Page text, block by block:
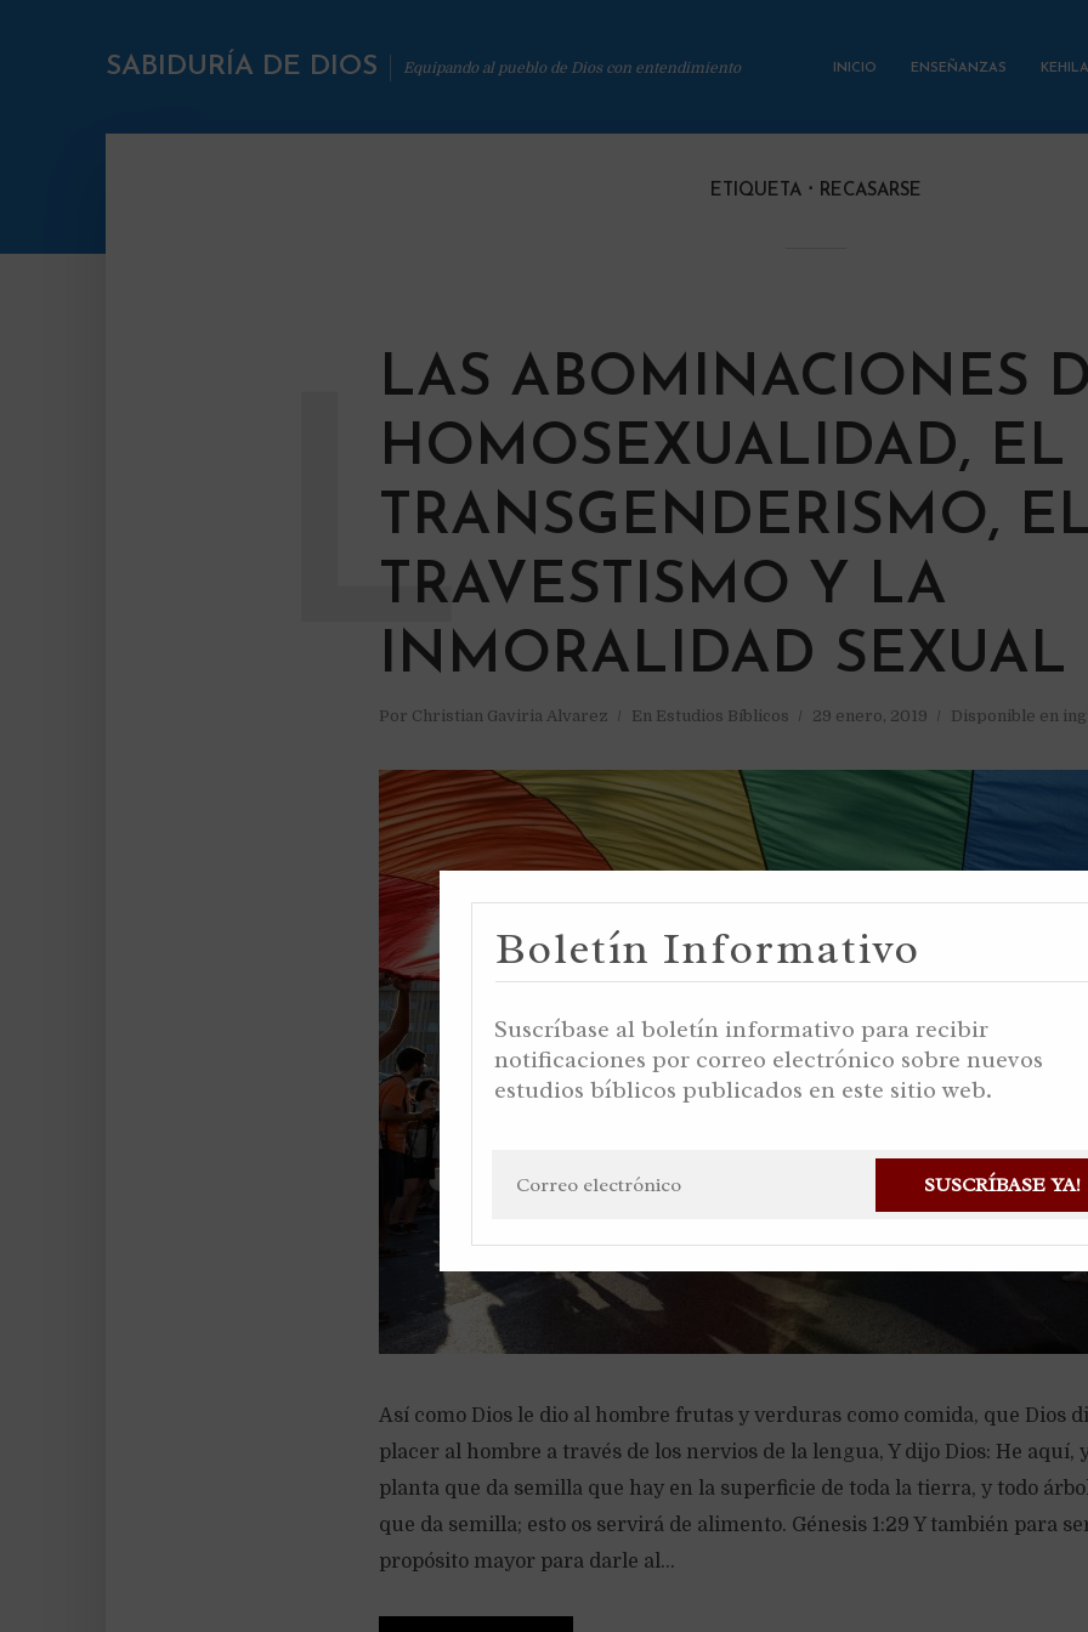
SABIDURÍA DE DIOS Equipando al pueblo de Dios con entendimiento INICIO ENSEÑANZAS
ETIQUETA RECASARSE
LAS ABOMINACIONES
HOMOSEXUALIDAD, EL
TRANSGENDERISMO,
TRAVESTISMO Y LA
INMORALIDAD SEXUAL
Por Christian Gaviria Alvarez En Estudios Bíblicos 29 enero, 2019 Disponible en
L
Así como Dios le dio al hombre frutas y verduras como comida, que Dios
placer al hombre a través de los nervios de la lengua, Y dijo Dios: He aquí,
planta que da semilla que hay en la superficie de toda la tierra, y todo
que da semilla; esto os servirá de alimento. Génesis 1:29 Y también para
propósito mayor para darle al...
SUSCRÍBASE YA!
Boletín Informativo
Suscríbase al boletín informativo para recibir
notificaciones por correo electrónico sobre nuevos
estudios bíblicos publicados en este sitio web.